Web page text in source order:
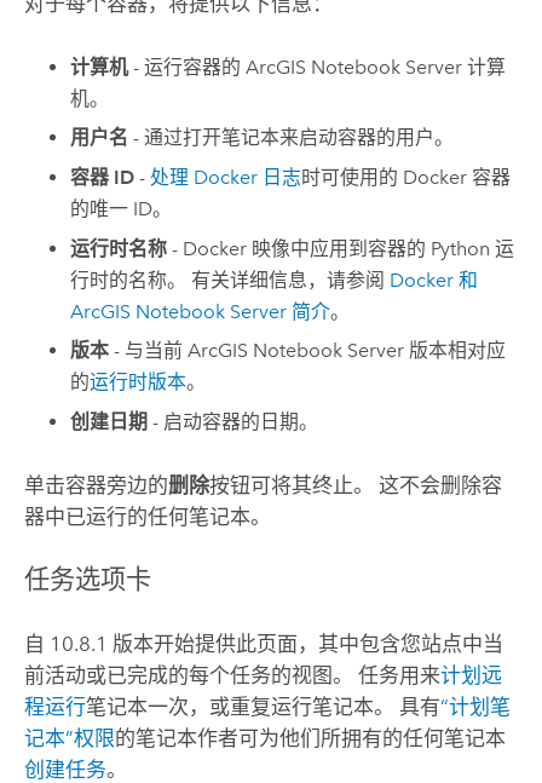
计算机- 运行容器的ArcGIS Notebook Server 计算
机。
用户名 - 通过打开笔记本来启动容器的用户。
容器 ID - 处理 Docker 日志时可使用的 Docker 容器
的唯一 ID。
运行时名称 - Docker 映像中应用到容器的 Python 运
行时的名称。 有关详细信息，请参阅 Docker 和
ArcGIS Notebook Server 简介。
版本 - 与当前ArcGIS Notebook Server 版本相对应
的运行时版本。
创建日期 - 启动容器的日期。
单击容器旁边的删除按钮可将其终止。 这不会删除容
器中已运行的任何笔记本。
任务选项卡
自 10.8.1 版本开始提供此页面，其中包含您站点中当
前活动或已完成的每个任务的视图。 任务用来计划远
程运行笔记本一次，或重复运行笔记本。 具有“计划笔
记本”权限的笔记本作者可为他们所拥有的任何笔记本
创建任务。